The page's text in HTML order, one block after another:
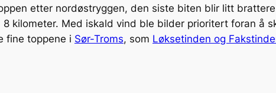
etter nordøstryggen, den siste biten blir litt
kilometer. Med iskald vind ble bilder prioritert foran å
fine toppene i Sør-Troms, som Løksetinden og